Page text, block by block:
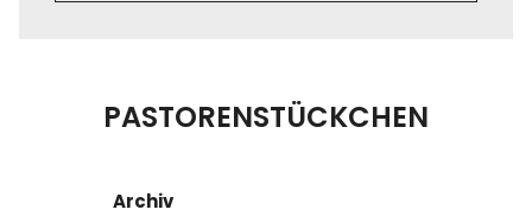
PASTORENSTÜCKCHEN
Archiv